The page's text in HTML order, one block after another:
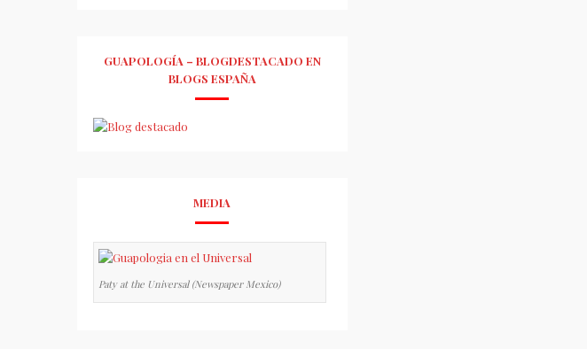
GUAPOLOGÍA – BLOGDESTACADO EN
BLOGS ESPAÑA
MEDIA
Paty at the Universal (Newspaper Mexico)